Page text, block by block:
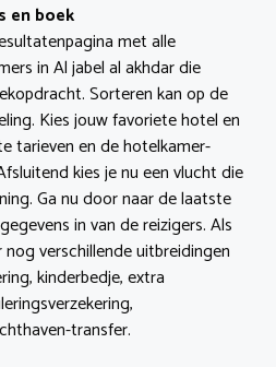
en boek
met alle
in Al jabel al akhdar die
Sorteren kan op de
Kies jouw favoriete hotel en
tarieven en de hotelkamer-
kies je nu een vlucht die
Ga nu door naar de laatste
in van de reizigers. Als
verschillende uitbreidingen
kinderbedje, extra
transfer.